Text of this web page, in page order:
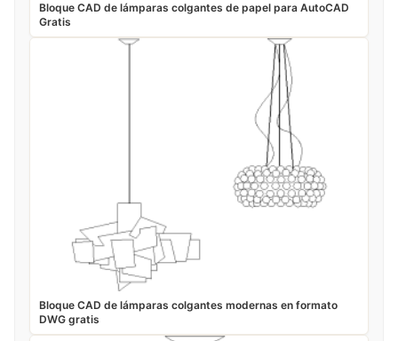
Bloque CAD de lámparas colgantes de papel para AutoCAD
Gratis
Bloque CAD de lámparas colgantes modernas en formato
DWG gratis